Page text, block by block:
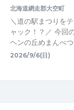
北海道網走郡大空町
＼道の駅まつりを
ャック！？／ 今回
ヘンの丘めまんべ
2026/9/6(日)